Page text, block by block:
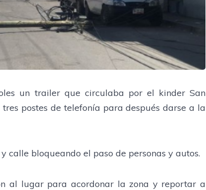
un trailer que circulaba por el kinder San
postes de telefonía para después darse a la
calle bloqueando el paso de personas y autos.
al lugar para acordonar la zona y reportar a